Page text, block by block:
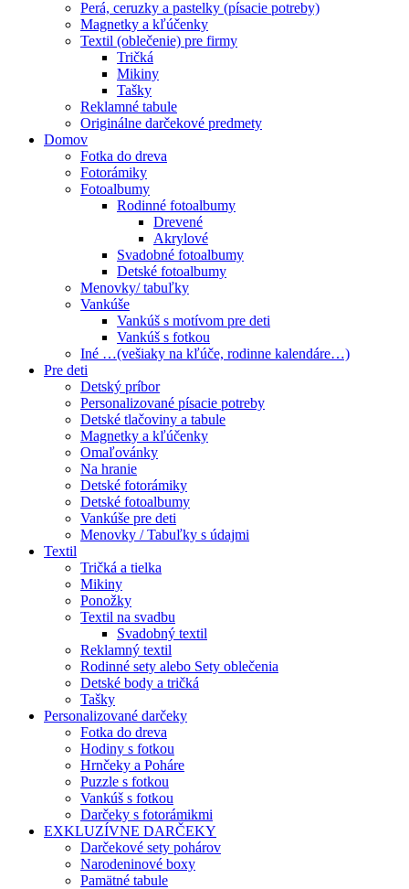
Perá, ceruzky a pastelky (písacie potreby)
Magnetky a kľúčenky
Textil (oblečenie) pre firmy
Tričká
Mikiny
Tašky
Reklamné tabule
Originálne darčekové predmety
Domov
Fotka do dreva
Fotorámiky
Fotoalbumy
Rodinné fotoalbumy
Drevené
Akrylové
Svadobné fotoalbumy
Detské fotoalbumy
Menovky/ tabuľky
Vankúše
Vankúš s motívom pre deti
Vankúš s fotkou
Iné …(vešiaky na kľúče, rodinne kalendáre…)
Pre deti
Detský príbor
Personalizované písacie potreby
Detské tlačoviny a tabule
Magnetky a kľúčenky
Omaľovánky
Na hranie
Detské fotorámiky
Detské fotoalbumy
Vankúše pre deti
Menovky / Tabuľky s údajmi
Textil
Tričká a tielka
Mikiny
Ponožky
Textil na svadbu
Svadobný textil
Reklamný textil
Rodinné sety alebo Sety oblečenia
Detské body a tričká
Tašky
Personalizované darčeky
Fotka do dreva
Hodiny s fotkou
Hrnčeky a Poháre
Puzzle s fotkou
Vankúš s fotkou
Darčeky s fotorámikmi
EXKLUZÍVNE DARČEKY
Darčekové sety pohárov
Narodeninové boxy
Pamätné tabule